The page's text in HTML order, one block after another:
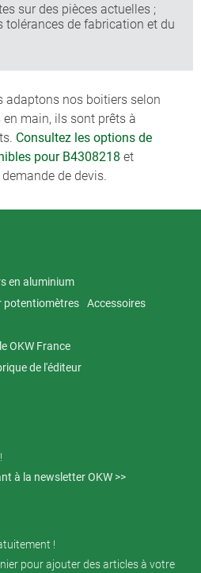
sur des pièces actuelles ;
tolérances de fabrication et du
adaptons nos boitiers selon
main, ils sont prêts à
Consultez les options de
pour B4308218 et
de devis.
en aluminium
potentiomètres
Accessoires
OKW France
de l'éditeur
à la newsletter OKW >>
!
pour ajouter des articles à votre